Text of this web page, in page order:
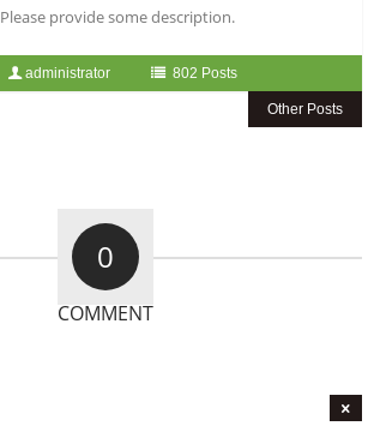
Please provide some description.
administrator 802 Posts
Other Posts
0
COMMENT